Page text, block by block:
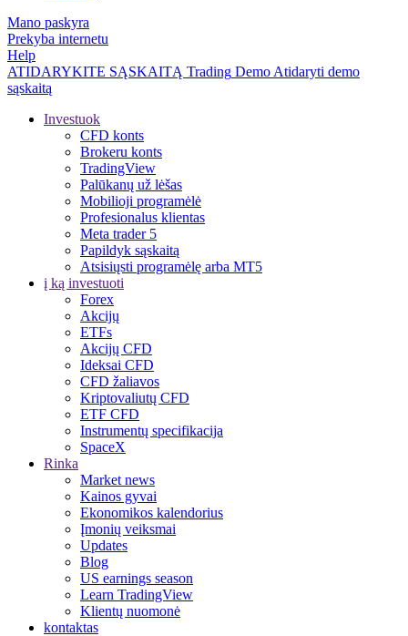
Mano paskyra
Prekyba internetu
Help
ATIDARYKITE SĄSKAITĄ Trading Demo Atidaryti demo
sąskaitą
Investuok
CFD konts
Brokeru konts
TradingView
Palūkanų už lėšas
Mobilioji programėlė
Profesionalus klientas
Meta trader 5
Papildyk sąskaitą
Atsisiųsti programėlę arba MT5
į ką investuoti
Forex
Akcijų
ETFs
Akcijų CFD
Ideksai CFD
CFD žaliavos
Kriptovaliutų CFD
ETF CFD
Instrumentų specifikacija
SpaceX
Rinka
Market news
Kainos gyvai
Ekonomikos kalendorius
Įmonių veiksmai
Updates
Blog
US earnings season
Learn TradingView
Klientų nuomonė
kontaktas